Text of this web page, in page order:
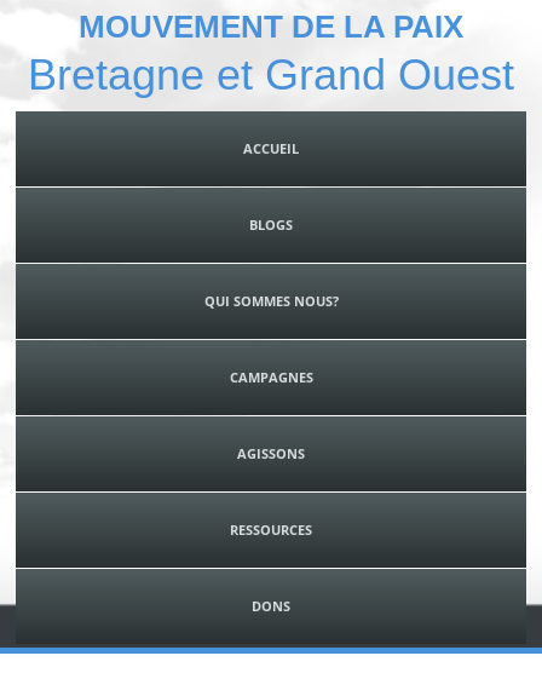
MOUVEMENT DE LA PAIX
Bretagne et Grand Ouest
ACCUEIL
BLOGS
QUI SOMMES NOUS?
CAMPAGNES
AGISSONS
RESSOURCES
DONS